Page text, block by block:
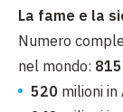
La fame e la
Numero
nel mondo:
520 milioni in